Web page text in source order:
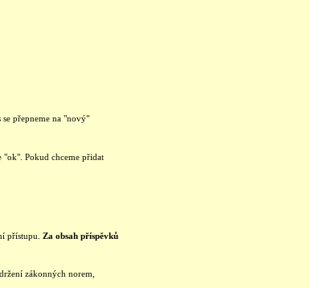
přepneme na "nový"
"ok". Pokud chceme přidat
přístupu. Za obsah příspěvků
zákonných norem,